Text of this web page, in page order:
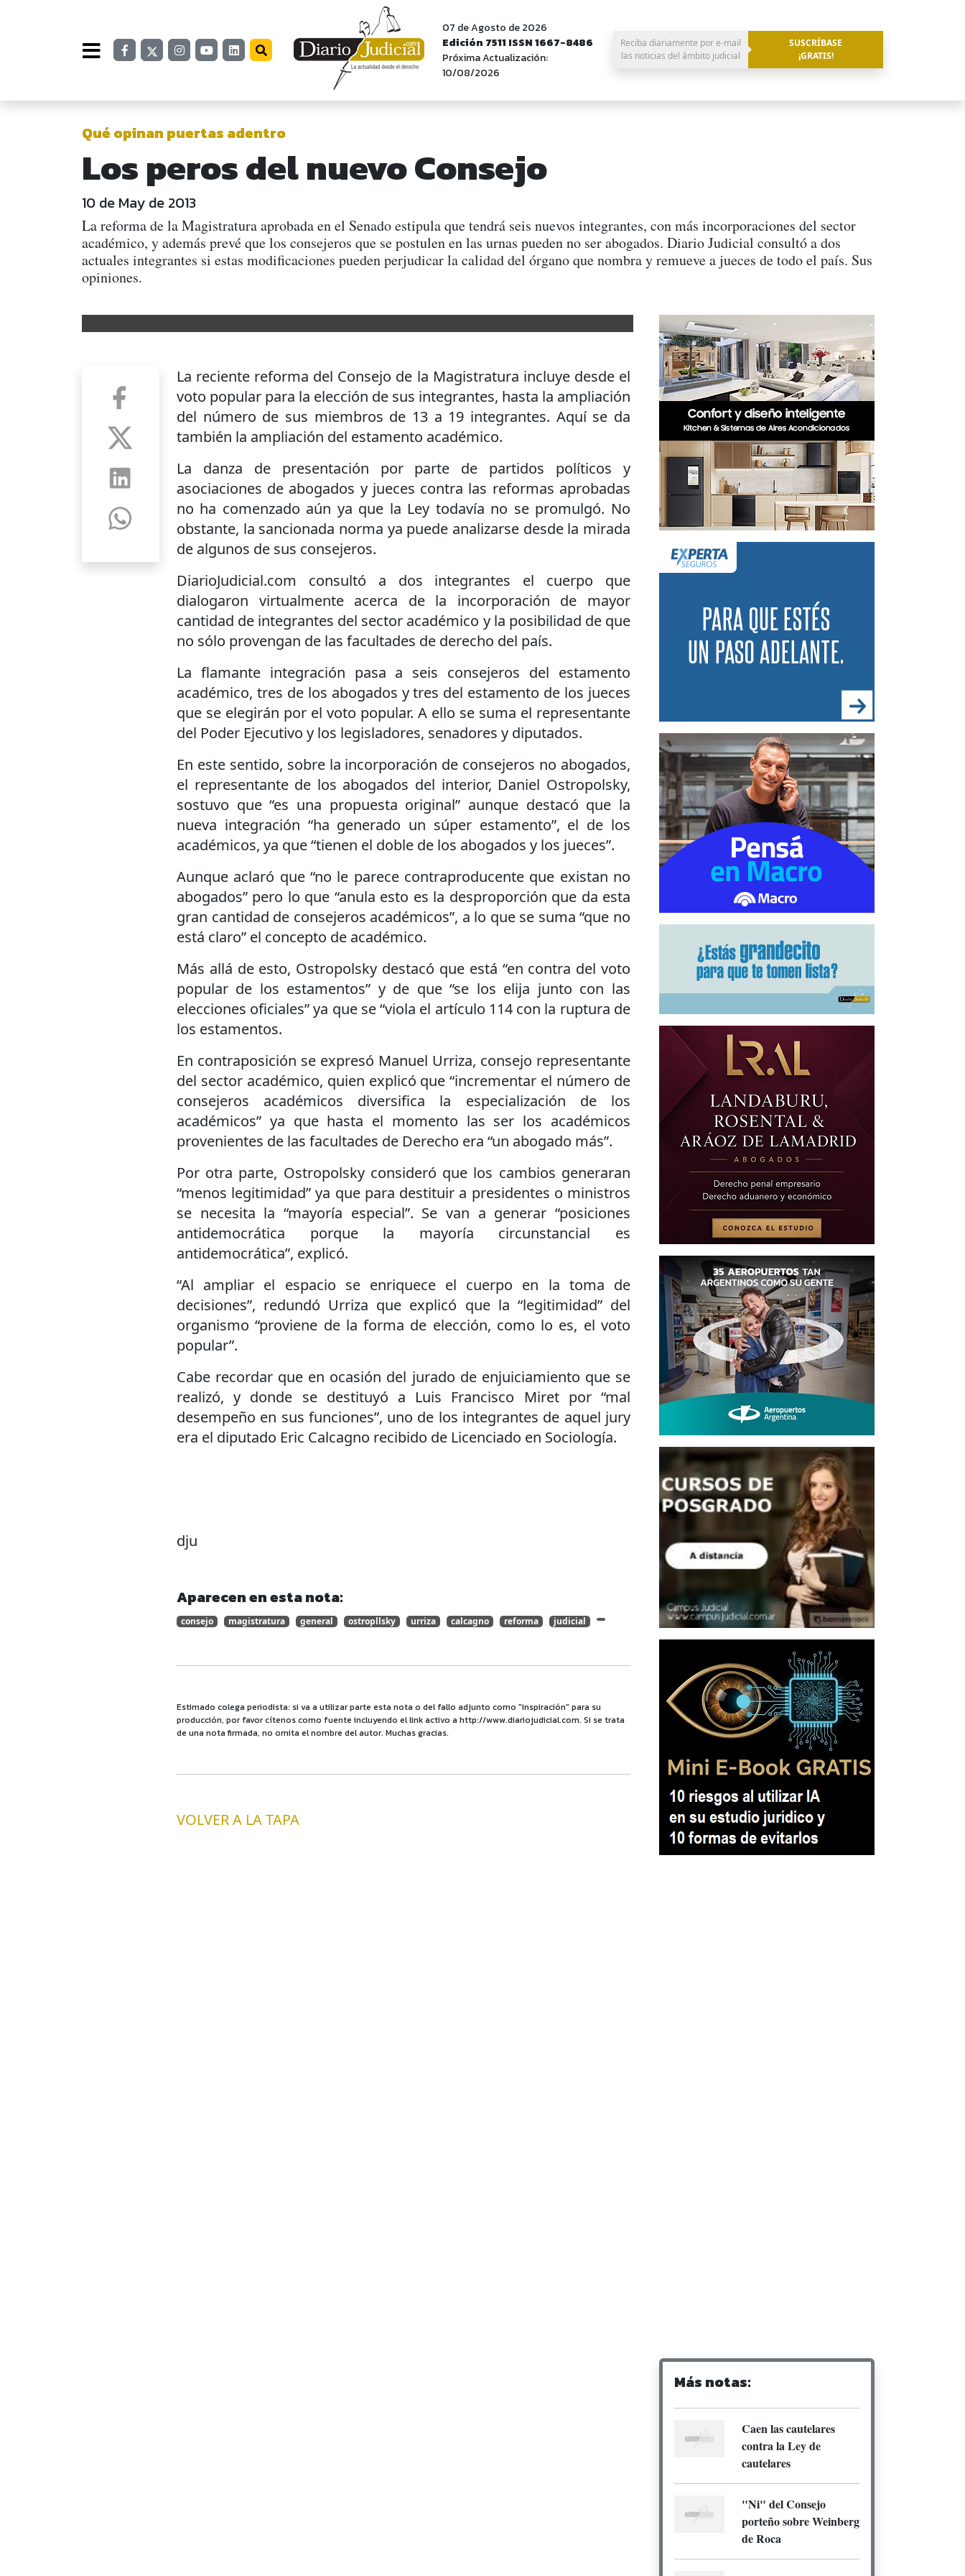
07 de Agosto de 2026
Edición 7511 ISSN 1667-8486
Próxima Actualización:
10/08/2026
Reciba diariamente por e-mail
las noticias del ámbito judicial
SUSCRÍBASE
¡GRATIS!
Qué opinan puertas adentro
Los peros del nuevo Consejo
10 de May de 2013
La reforma de la Magistratura aprobada en el Senado estipula que tendrá seis nuevos integrantes, con más incorporaciones del sector
académico, y además prevé que los consejeros que se postulen en las urnas pueden no ser abogados. Diario Judicial consultó a dos
actuales integrantes si estas modificaciones pueden perjudicar la calidad del órgano que nombra y remueve a jueces de todo el país. Sus
opiniones.
La reciente reforma del Consejo de la Magistratura incluye desde el
voto popular para la elección de sus integrantes, hasta la ampliación
del número de sus miembros de 13 a 19 integrantes. Aquí se da
también la ampliación del estamento académico.
La danza de presentación por parte de partidos políticos y
asociaciones de abogados y jueces contra las reformas aprobadas
no ha comenzado aún ya que la Ley todavía no se promulgó. No
obstante, la sancionada norma ya puede analizarse desde la mirada
de algunos de sus consejeros.
DiarioJudicial.com consultó a dos integrantes el cuerpo que
dialogaron virtualmente acerca de la incorporación de mayor
cantidad de integrantes del sector académico y la posibilidad de que
no sólo provengan de las facultades de derecho del país.
La flamante integración pasa a seis consejeros del estamento
académico, tres de los abogados y tres del estamento de los jueces
que se elegirán por el voto popular. A ello se suma el representante
del Poder Ejecutivo y los legisladores, senadores y diputados.
En este sentido, sobre la incorporación de consejeros no abogados,
el representante de los abogados del interior, Daniel Ostropolsky,
sostuvo que “es una propuesta original” aunque destacó que la
nueva integración “ha generado un súper estamento”, el de los
académicos, ya que “tienen el doble de los abogados y los jueces”.
Aunque aclaró que “no le parece contraproducente que existan no
abogados” pero lo que “anula esto es la desproporción que da esta
gran cantidad de consejeros académicos”, a lo que se suma “que no
está claro” el concepto de académico.
Más allá de esto, Ostropolsky destacó que está “en contra del voto
popular de los estamentos” y de que “se los elija junto con las
elecciones oficiales” ya que se “viola el artículo 114 con la ruptura de
los estamentos.
En contraposición se expresó Manuel Urriza, consejo representante
del sector académico, quien explicó que “incrementar el número de
consejeros académicos diversifica la especialización de los
académicos” ya que hasta el momento las ser los académicos
provenientes de las facultades de Derecho era “un abogado más”.
Por otra parte, Ostropolsky consideró que los cambios generaran
“menos legitimidad” ya que para destituir a presidentes o ministros
se necesita la “mayoría especial”. Se van a generar “posiciones
antidemocrática porque la mayoría circunstancial es
antidemocrática”, explicó.
“Al ampliar el espacio se enriquece el cuerpo en la toma de
decisiones”, redundó Urriza que explicó que la “legitimidad” del
organismo “proviene de la forma de elección, como lo es, el voto
popular”.
Cabe recordar que en ocasión del jurado de enjuiciamiento que se
realizó, y donde se destituyó a Luis Francisco Miret por “mal
desempeño en sus funciones”, uno de los integrantes de aquel jury
era el diputado Eric Calcagno recibido de Licenciado en Sociología.
dju
Aparecen en esta nota:
consejo magistratura general ostropllsky urriza calcagno reforma judicial
Estimado colega periodista: si va a utilizar parte esta nota o del fallo adjunto como "inspiración" para su
producción, por favor cítenos como fuente incluyendo el link activo a http://www.diariojudicial.com. Si se trata
de una nota firmada, no omita el nombre del autor. Muchas gracias.
VOLVER A LA TAPA
Más notas:
Caen las cautelares
contra la Ley de
cautelares
"Ni" del Consejo
porteño sobre Weinberg
de Roca